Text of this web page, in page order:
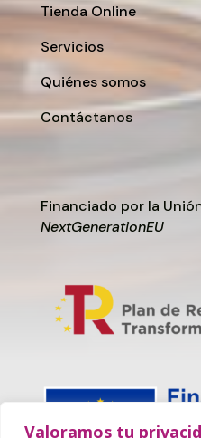
Valoramos tu
Tienda Online
Servicios
Quiénes somos
Contáctanos
Financiado por la
NextGenerationEU